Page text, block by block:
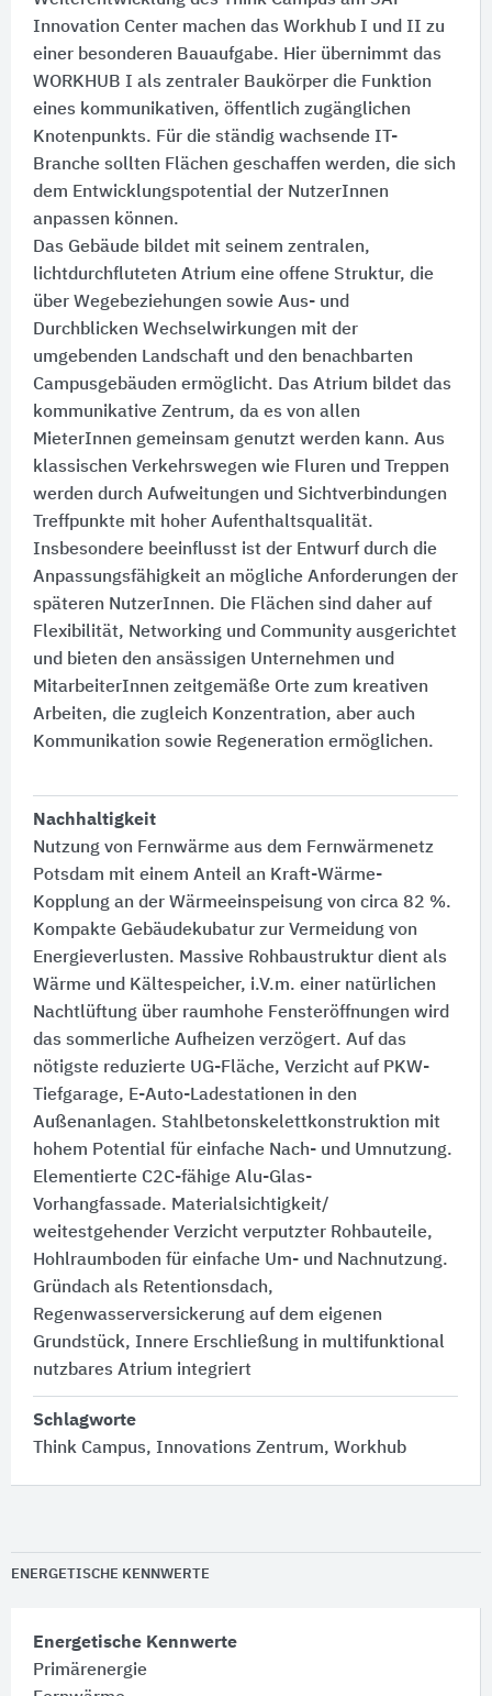
Innovation Center machen das Workhub I und II zu
einer besonderen Bauaufgabe. Hier übernimmt das
WORKHUB I als zentraler Baukörper die Funktion
eines kommunikativen, öffentlich zugänglichen
Knotenpunkts. Für die ständig wachsende IT-
Branche sollten Flächen geschaffen werden, die sich
dem Entwicklungspotential der NutzerInnen
anpassen können.
Das Gebäude bildet mit seinem zentralen,
lichtdurchfluteten Atrium eine offene Struktur, die
über Wegebeziehungen sowie Aus- und
Durchblicken Wechselwirkungen mit der
umgebenden Landschaft und den benachbarten
Campusgebäuden ermöglicht. Das Atrium bildet das
kommunikative Zentrum, da es von allen
MieterInnen gemeinsam genutzt werden kann. Aus
klassischen Verkehrswegen wie Fluren und Treppen
werden durch Aufweitungen und Sichtverbindungen
Treffpunkte mit hoher Aufenthaltsqualität.
Insbesondere beeinflusst ist der Entwurf durch die
Anpassungsfähigkeit an mögliche Anforderungen der
späteren NutzerInnen. Die Flächen sind daher auf
Flexibilität, Networking und Community ausgerichtet
und bieten den ansässigen Unternehmen und
MitarbeiterInnen zeitgemäße Orte zum kreativen
Arbeiten, die zugleich Konzentration, aber auch
Kommunikation sowie Regeneration ermöglichen.
Nachhaltigkeit
Nutzung von Fernwärme aus dem Fernwärmenetz
Potsdam mit einem Anteil an Kraft-Wärme-
Kopplung an der Wärmeeinspeisung von circa 82 %.
Kompakte Gebäudekubatur zur Vermeidung von
Energieverlusten. Massive Rohbaustruktur dient als
Wärme und Kältespeicher, i.V.m. einer natürlichen
Nachtlüftung über raumhohe Fensteröffnungen wird
das sommerliche Aufheizen verzögert. Auf das
nötigste reduzierte UG-Fläche, Verzicht auf PKW-
Tiefgarage, E-Auto-Ladestationen in den
Außenanlagen. Stahlbetonskelettkonstruktion mit
hohem Potential für einfache Nach- und Umnutzung.
Elementierte C2C-fähige Alu-Glas-
Vorhangfassade. Materialsichtigkeit/
weitestgehender Verzicht verputzter Rohbauteile,
Hohlraumboden für einfache Um- und Nachnutzung.
Gründach als Retentionsdach,
Regenwasserversickerung auf dem eigenen
Grundstück, Innere Erschließung in multifunktional
nutzbares Atrium integriert
Schlagworte
Think Campus, Innovations Zentrum, Workhub
ENERGETISCHE KENNWERTE
Energetische Kennwerte
Primärenergie